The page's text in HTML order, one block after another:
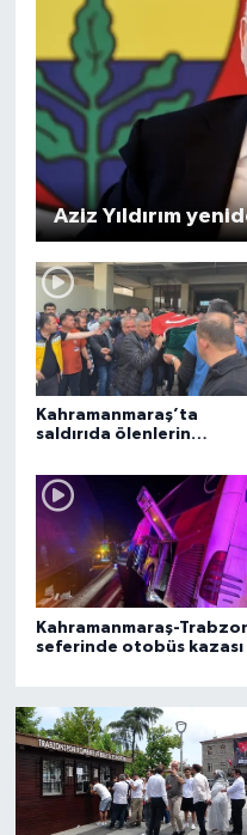
Kahramanmaraş’ta
saldırıda ölenlerin
veriliyor
Aziz Yıldırım
Kahramanmaraş-
seferinde otobüs kazası